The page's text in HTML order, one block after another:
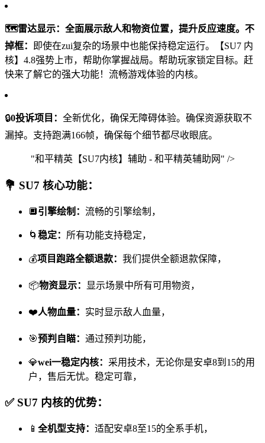
🗺雷达显示： 全面展示敌人和物资位置，提升反应速度。不
掉框：
即使在zui复杂的场景中也能保持稳定运行。【SU7 内
核】4.8强势上市，帮助你掌握战局。帮助玩家锁定目标。赶
快来了解它的强大功能！流畅游戏体验的内核。
🔒0投诉项目： 全新优化，确保无障碍体验。确保资源获取不
漏掉。支持跑满166帧，确保每个细节都尽收眼底。
"和平精英【SU7内核】辅助 - 和平精英辅助网" />
💐 SU7 核心功能：
🔲引擎绘制： 流畅的引擎绘制，
🌀 稳定： 所有功能支持稳定，
💰项目跑路全额退款： 我们提供全额退款保障，
📦物资显示： 显示场景中所有可用物资，
❤️人物血量： 实时显示敌人血量，
🎯预判自瞄： 通过预判功能，
💎wei一稳定内核： 采用技术，无论你是安卓8到15的用
户，售后无忧。稳定可靠，
✅ SU7 内核的优势：
📱 全机型支持： 适配安卓8至15的全系手机，